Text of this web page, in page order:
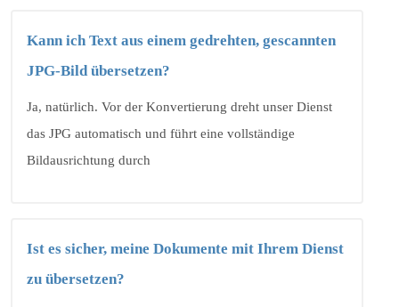
Kann ich Text aus einem gedrehten, gescannten
JPG-Bild übersetzen?
Ja, natürlich. Vor der Konvertierung dreht unser Dienst
das JPG automatisch und führt eine vollständige
Bildausrichtung durch
Ist es sicher, meine Dokumente mit Ihrem Dienst
zu übersetzen?